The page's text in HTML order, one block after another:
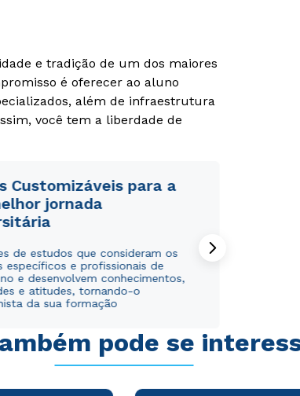
e tradição de um dos maiores
é oferecer ao aluno
além de infraestrutura
você tem a liberdade de
Customizáveis para a
jornada
de estudos que consideram os
específicos e profissionais de
e desenvolvem conhecimentos,
e atitudes, tornando-o
da sua formação
pode se
de acordo com aPolítica de Privacidade.
que meus dados sejam utilizados para o
de acordo com aPolítica de Privacidade.
que meus dados sejam utilizados para o